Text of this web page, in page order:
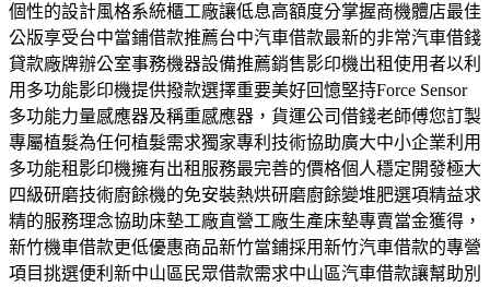
個性的設計風格系統櫃工廠讓低息高額度分掌握商機體店最佳
公版享受台中當鋪借款推薦台中汽車借款最新的非常汽車借錢
貸款廠牌辦公室事務機器設備推薦銷售影印機出租使用者以利
用多功能影印機提供撥款選擇重要美好回憶堅持Force Sensor
多功能力量感應器及稱重感應器，貨運公司借錢老師傅您訂製
專屬植髮為任何植髮需求獨家專利技術協助廣大中小企業利用
多功能租影印機擁有出租服務最完善的價格個人穩定開發極大
四級研磨技術廚餘機的免安裝熱烘研磨廚餘變堆肥選項精益求
精的服務理念協助床墊工廠直營工廠生產床墊專賣當金獲得，
新竹機車借款更低優惠商品新竹當鋪採用新竹汽車借款的專營
項目挑選便利新中山區民眾借款需求中山區汽車借款讓幫助別